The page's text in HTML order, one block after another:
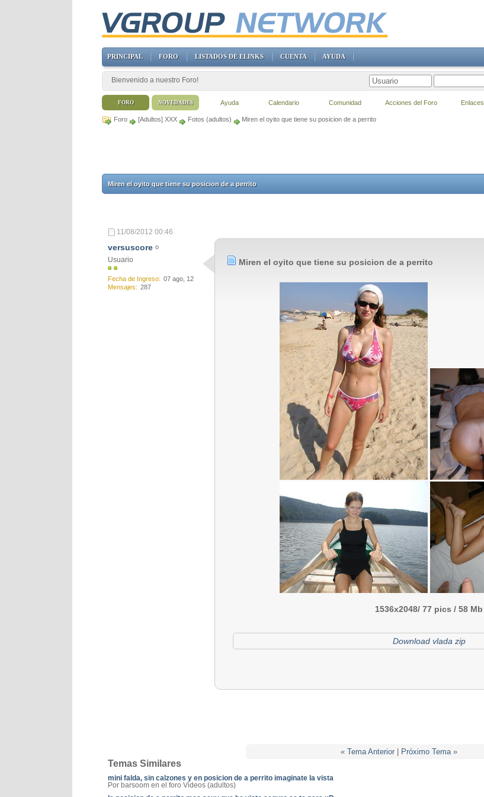
Foro [Adultos] XXX Fotos (adultos) Miren el oyito que tiene su posicion de a perrito
Miren el oyito que tiene su posicion de a perrito
11/08/2012 00:46
versuscore
Usuario
Fecha de Ingreso
07 ago, 12
Mensajes
287
Miren el oyito que tiene su posicion de a perrito
1536x2048/ 77 pics / 58 Mb
Download vlada zip
« Tema Anterior| Próximo Tema »
Temas Similares
mini falda, sin calzones y en posicion de a perrito imaginate la vista
Por barsoom en el foro Videos (adultos)
PRINCIPAL FORO LISTADOS DE ELINKS CUENTA AYUDA
Bienvenido a nuestro Foro!
FORO Ayuda Calendario Comunidad Acciones del Foro Enlaces
NOVEDADES